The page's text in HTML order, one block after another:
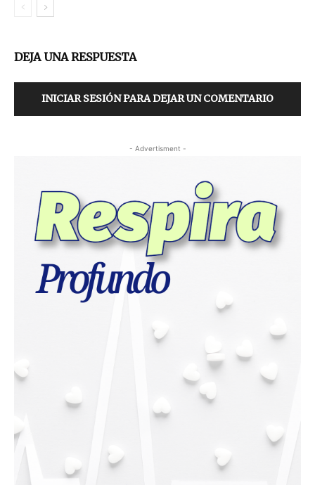
DEJA UNA RESPUESTA
INICIAR SESIÓN PARA DEJAR UN COMENTARIO
- Advertisment -